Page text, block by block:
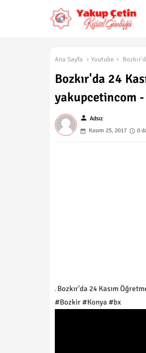
Ana Sayfa Youtube
Bozkır'da 24
yakupcetincom
person Adsız
Kasım 25, 2017
0
Bozkır'da 24 Kasım
#Bozkir #Konya #bx